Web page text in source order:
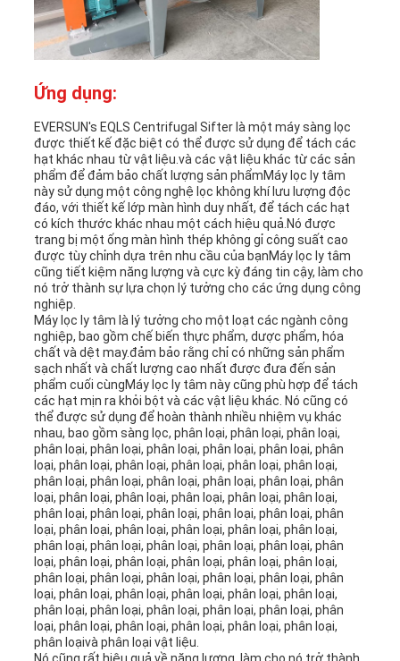
Ứng dụng:
EVERSUN's EQLS Centrifugal Sifter là một máy sàng lọc
được thiết kế đặc biệt có thể được sử dụng để tách các
hạt khác nhau từ vật liệu.và các vật liệu khác từ các sản
phẩm để đảm bảo chất lượng sản phẩmMáy lọc ly tâm
này sử dụng một công nghệ lọc không khí lưu lượng độc
đáo, với thiết kế lớp màn hình duy nhất, để tách các hạt
có kích thước khác nhau một cách hiệu quả.Nó được
trang bị một ống màn hình thép không gỉ công suất cao
được tùy chỉnh dựa trên nhu cầu của bạnMáy lọc ly tâm
cũng tiết kiệm năng lượng và cực kỳ đáng tin cậy, làm cho
nó trở thành sự lựa chọn lý tưởng cho các ứng dụng công
nghiệp.
Máy lọc ly tâm là lý tưởng cho một loạt các ngành công
nghiệp, bao gồm chế biến thực phẩm, dược phẩm, hóa
chất và dệt may.đảm bảo rằng chỉ có những sản phẩm
sạch nhất và chất lượng cao nhất được đưa đến sản
phẩm cuối cùngMáy lọc ly tâm này cũng phù hợp để tách
các hạt mịn ra khỏi bột và các vật liệu khác. Nó cũng có
thể được sử dụng để hoàn thành nhiều nhiệm vụ khác
nhau, bao gồm sàng lọc, phân loại, phân loại, phân loại,
phân loại, phân loại, phân loại, phân loại, phân loại, phân
loại, phân loại, phân loại, phân loại, phân loại, phân loại,
phân loại, phân loại, phân loại, phân loại, phân loại, phân
loại, phân loại, phân loại, phân loại, phân loại, phân loại,
phân loại, phân loại, phân loại, phân loại, phân loại, phân
loại, phân loại, phân loại, phân loại, phân loại, phân loại,
phân loại, phân loại, phân loại, phân loại, phân loại, phân
loại, phân loại, phân loại, phân loại, phân loại, phân loại,
phân loại, phân loại, phân loại, phân loại, phân loại, phân
loại, phân loại, phân loại, phân loại, phân loại, phân loại,
phân loại, phân loại, phân loại, phân loại, phân loại, phân
loại, phân loại, phân loại, phân loại, phân loại, phân loại,
phân loạivà phân loại vật liệu.